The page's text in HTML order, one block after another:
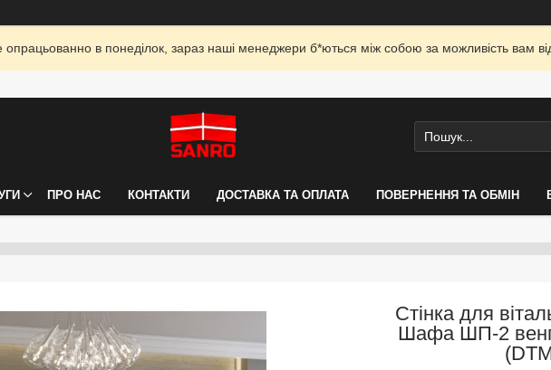
в понеділок, зараз наші менеджери б*ються між собою за можливість вам
ПРО НАС КОНТАКТИ ДОСТАВКА ТА ОПЛАТА ПОВЕРНЕННЯ ТА ОБМІН
Стінка для
Шафа ШП-2